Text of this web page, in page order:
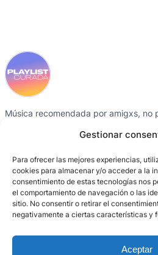
Gestionar
Para ofrecer las mejores experiencias,
cookies para almacenar y/o acceder a la
consentimiento de estas tecnologías nos
el comportamiento de navegación o las
sitio. No consentir o retirar el
negativamente a ciertas características y
Aceptar
Música recomendada por amigxs, no
SECCIONES
Playlists
Colaboradorxs
Activaciones
Sobre el proyecto
CRÉDITOS
Gris García
BCN
Entornos